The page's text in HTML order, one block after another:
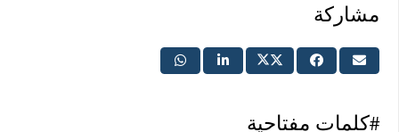
مشاركة
#كلمات مفتاحية